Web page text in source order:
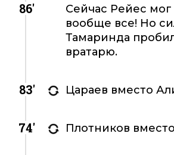
86'
Сейчас Рейес мог
вообще все! Но
Тамаринда
вратарю.
83' Цараев вместо
74' Плотников